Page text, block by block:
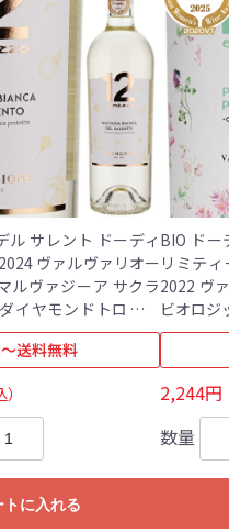
ル サレント ドーディ
ヴァルヴァリオー
イヤモンドトロフィ
送料無料
トに入れる
BIO ド
リミテ
2022 ヴ
ビオロジ
2,244円
数量